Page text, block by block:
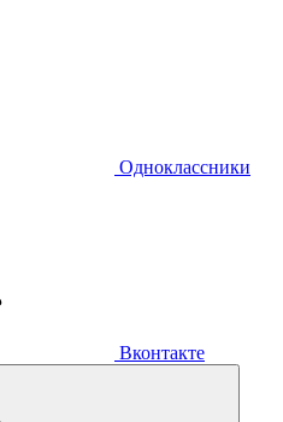
Одноклассники
Вконтакте